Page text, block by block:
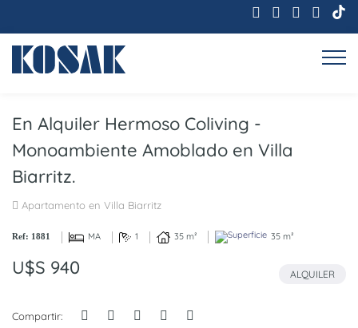
En Alquiler Hermoso Coliving -
Monoambiente Amoblado en Villa
Biarritz.
Apartamento en Villa Biarritz
Ref: 1881 MA 1 35 m² 35 m²
U$S 940 ALQUILER
Compartir: